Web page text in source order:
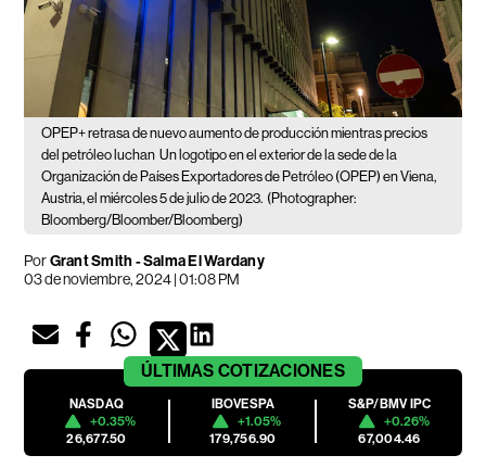
OPEP+ retrasa de nuevo aumento de producción mientras precios
del petróleo luchan Un logotipo en el exterior de la sede de la
Organización de Países Exportadores de Petróleo (OPEP) en Viena,
Austria, el miércoles 5 de julio de 2023. (Photographer:
Bloomberg/Bloomber/Bloomberg)
PorGrant Smith - Salma El Wardany
03 de noviembre, 2024 | 01:08 PM
ÚLTIMAS COTIZACIONES
NASDAQ
+0.35%
26,677.50
IBOVESPA
+1.05%
179,756.90
S&P/BMV IPC
+0.26%
67,004.46